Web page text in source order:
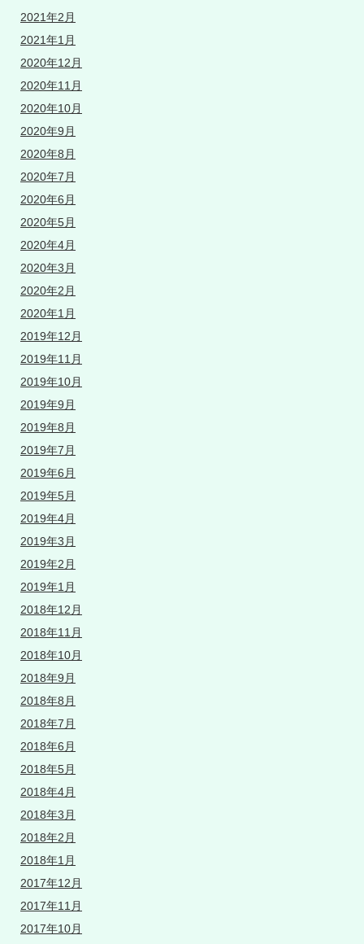
2021年2月
2021年1月
2020年12月
2020年11月
2020年10月
2020年9月
2020年8月
2020年7月
2020年6月
2020年5月
2020年4月
2020年3月
2020年2月
2020年1月
2019年12月
2019年11月
2019年10月
2019年9月
2019年8月
2019年7月
2019年6月
2019年5月
2019年4月
2019年3月
2019年2月
2019年1月
2018年12月
2018年11月
2018年10月
2018年9月
2018年8月
2018年7月
2018年6月
2018年5月
2018年4月
2018年3月
2018年2月
2018年1月
2017年12月
2017年11月
2017年10月